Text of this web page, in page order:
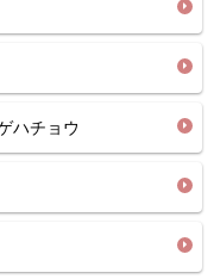
ハチョウ